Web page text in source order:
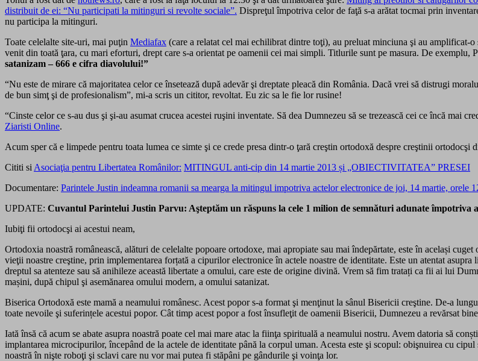
distribuit de ei: “Nu participati la mitinguri si revolte sociale”. Dispreţul împotriva celor de faţă s-a arătat tocmai prin
nu participa la mitinguri.
Toate celelalte site-uri, mai puţin Mediafax (care a relatat cel mai echilibrat dintre toţi), au preluat minciuna şi au amplificat-
venit din toată ţara, cu mari eforturi, drept care s-a orientat pe oamenii cei mai simpli. Titlurile sunt pe masura. De exemplu,
satanizam – 666 e cifra diavolului!”
“Nu este de mirare că majoritatea celor ce însetează după adevăr şi dreptate pleacă din România. Dacă vrei să distrugi
de bun simţ şi de profesionalism”, mi-a scris un cititor, revoltat. Eu zic sa le fie lor rusine!
“Cinste celor ce s-au dus şi şi-au asumat crucea acestei ruşini inventate. Să dea Dumnezeu să se trezească cei ce încă
Ziaristi Online.
Acum sper că e limpede pentru toata lumea ce simte şi ce crede presa dintr-o ţară creştin ortodoxă despre creştinii ortodocşi
Cititi si Asociaţia pentru Libertatea Românilor: MITINGUL anti-cip din 14 martie 2013 și „OBIECTIVITATEA” PRESEI
Documentare: Parintele Justin indeamna romanii sa mearga la mitingul impotriva actelor electronice de joi, 14 martie, orele
UPDATE: Cuvantul Parintelui Justin Parvu: Aşteptăm un răspuns la cele 1 milion de semnături adunate împotriva
Iubiţi fii ortodocşi ai acestui neam,
Ortodoxia noastră românească, alături de celelalte popoare ortodoxe, mai apropiate sau mai îndepărtate, este în același
vieţii noastre creştine, prin implementarea forțată a cipurilor electronice în actele noastre de identitate. Este un atentat
dreptul sa atenteze sau să anihileze această libertate a omului, care este de origine divină. Vrem să fim tratați ca fii ai lui
mașini, după chipul şi asemănarea omului modern, a omului satanizat.
Biserica Ortodoxă este mamă a neamului românesc. Acest popor s-a format şi menţinut la sânul Bisericii creştine. De-a
toate nevoile şi suferințele acestui popor. Cât timp acest popor a fost însufleţit de oamenii Bisericii, Dumnezeu a revărsat
Iată însă că acum se abate asupra noastră poate cel mai mare atac la fiinţa spirituală a neamului nostru. Avem datoria să
implantarea microcipurilor, începând de la actele de identitate până la corpul uman. Acesta este şi scopul: obişnuirea cu
noastră în nişte roboţi şi sclavi care nu vor mai putea fi stăpâni pe gândurile şi voinţa lor.